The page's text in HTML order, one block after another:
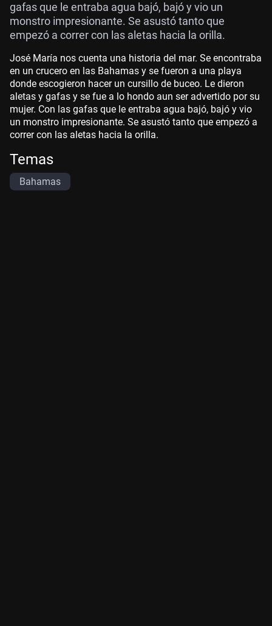
gafas que le entraba agua bajó, bajó y vio un
monstro impresionante. Se asustó tanto que
empezó a correr con las aletas hacia la orilla.
José María nos cuenta una historia del mar. Se encontraba
en un crucero en las Bahamas y se fueron a una playa
donde escogieron hacer un cursillo de buceo. Le dieron
aletas y gafas y se fue a lo hondo aun ser advertido por su
mujer. Con las gafas que le entraba agua bajó, bajó y vio
un monstro impresionante. Se asustó tanto que empezó a
correr con las aletas hacia la orilla.
Temas
Bahamas